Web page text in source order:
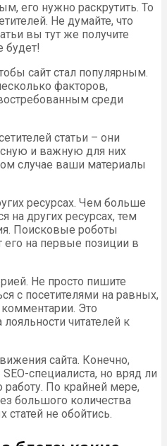
его нужно раскрутить. То
Не думайте, что
вы тут же получите
будет!
сайт стал популярным.
факторов,
среди
статьи – они
и важную для них
случае ваши материалы
ресурсах. Чем больше
на других ресурсах, тем
Поисковые роботы
его на первые позиции в
Не просто пишите
с посетителями на равных,
Это
читателей к
сайта. Конечно,
специалиста, но вряд ли
работу. По крайней мере,
большого количества
статей не обойтись.